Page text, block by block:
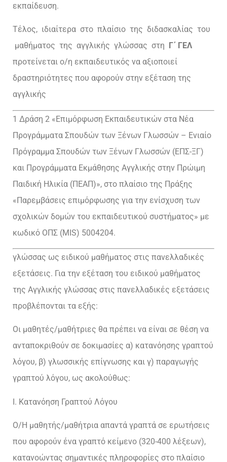
εκπαίδευση.
Τέλος, ιδιαίτερα στο πλαίσιο της διδασκαλίας του
μαθήματος της αγγλικής γλώσσας στη
Γ΄ ΓΕΛ
προτείνεται ο/η εκπαιδευτικός να αξιοποιεί
δραστηριότητες που αφορούν στην εξέταση της
αγγλικής
1 Δράση 2 «Επιμόρφωση Εκπαιδευτικών στα Νέα
Προγράμματα Σπουδών των Ξένων Γλωσσών – Ενιαίο
Πρόγραμμα Σπουδών των Ξένων Γλωσσών (ΕΠΣ-ΞΓ)
και Προγράμματα Εκμάθησης Αγγλικής στην Πρώιμη
Παιδική Ηλικία (ΠΕΑΠ)», στο πλαίσιο της Πράξης
«Παρεμβάσεις επιμόρφωσης για την ενίσχυση των
σχολικών δομών του εκπαιδευτικού συστήματος» με
κωδικό ΟΠΣ (MIS) 5004204.
γλώσσας ως ειδικού μαθήματος στις πανελλαδικές
εξετάσεις. Για την εξέταση του ειδικού μαθήματος
της Αγγλικής γλώσσας στις πανελλαδικές εξετάσεις
προβλέπονται τα εξής:
Οι μαθητές/μαθήτριες θα πρέπει να είναι σε θέση να
ανταποκριθούν σε δοκιμασίες α) κατανόησης γραπτού
λόγου, β) γλωσσικής επίγνωσης και γ) παραγωγής
γραπτού λόγου, ως ακολούθως:
Ι. Κατανόηση Γραπτού Λόγου
Ο/Η μαθητής/μαθήτρια απαντά γραπτά σε ερωτήσεις
που αφορούν ένα γραπτό κείμενο (320-400 λέξεων),
κατανοώντας σημαντικές πληροφορίες στο πλαίσιο